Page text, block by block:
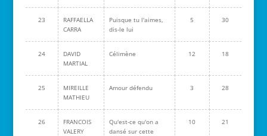
23
RAFFAELLA
CARRA
Puisque tu l'aimes,
dis-le lui
5 30
24
DAVID
MARTIAL
Célimène 12 18
25
MIREILLE
MATHIEU
Amour défendu 3 28
26
FRANCOIS
VALERY
Qu'est-ce qu'on a
dansé sur cette
10 21